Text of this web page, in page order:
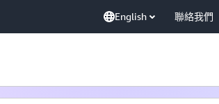
English 聯絡我們